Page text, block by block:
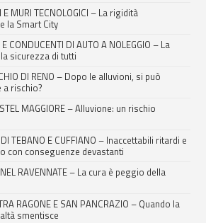
E MURI TECNOLOGICI – La rigidità
la Smart City
CONDUCENTI DI AUTO A NOLEGGIO – La
sicurezza di tutti
DI RENO – Dopo le alluvioni, si può
rischio?
MAGGIORE – Alluvione: un rischio
TEBANO E CUFFIANO – Inaccettabili ritardi e
con conseguenze devastanti
RAVENNATE – La cura è peggio della
RAGONE E SAN PANCRAZIO – Quando la
smentisce